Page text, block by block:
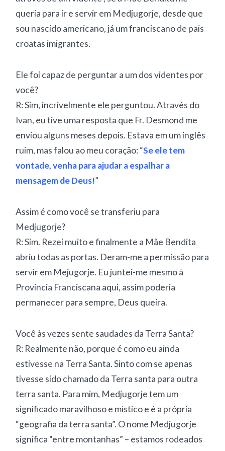
queria para ir e servir em Medjugorje, desde que
sou nascido americano, já um franciscano de pais
croatas imigrantes.
Ele foi capaz de perguntar a um dos videntes por
você?
R: Sim, incrivelmente ele perguntou. Através do
Ivan, eu tive uma resposta que Fr. Desmond me
enviou alguns meses depois. Estava em um inglês
ruim, mas falou ao meu coração: “Se ele tem
vontade, venha para ajudar a espalhar a
mensagem de Deus!”
Assim é como você se transferiu para
Medjugorje?
R: Sim. Rezei muito e finalmente a Mãe Bendita
abriu todas as portas. Deram-me a permissão para
servir em Mejugorje. Eu juntei-me mesmo à
Província Franciscana aqui, assim poderia
permanecer para sempre, Deus queira.
Você às vezes sente saudades da Terra Santa?
R: Realmente não, porque é como eu ainda
estivesse na Terra Santa. Sinto com se apenas
tivesse sido chamado da Terra santa para outra
terra santa. Para mim, Medjugorje tem um
significado maravilhoso e místico e é a própria
“geografia da terra santa”. O nome Medjugorje
significa “entre montanhas” – estamos rodeados